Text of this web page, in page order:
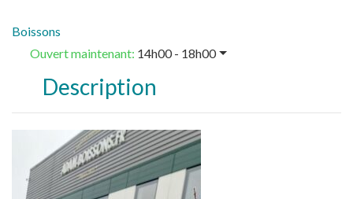
Boissons
Ouvert maintenant: 14h00 - 18h00
Description